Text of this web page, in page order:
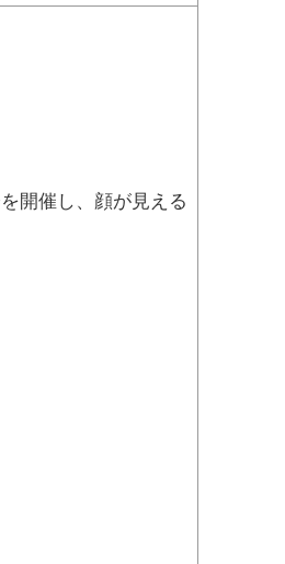
開催し、顔が見える